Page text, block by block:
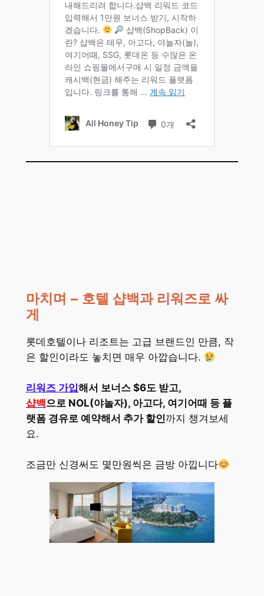
마치며 – 호텔 샵백과 리워즈로 싸
게
롯데호텔이나 리조트는 고급 브랜드인 만큼, 작
은 할인이라도 놓치면 매우 아깝습니다.
리워즈 가입해서 보너스 $6도 받고,
샵백으로 NOL(야놀자), 아고다, 여기어때 등 플
랫폼 경유로 예약해서 추가 할인까지 챙겨보세
요.
조금만 신경써도 몇만원씩은 금방 아낍니다